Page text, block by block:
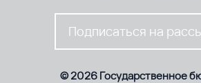
Подписаться на
© 2026 Государственное